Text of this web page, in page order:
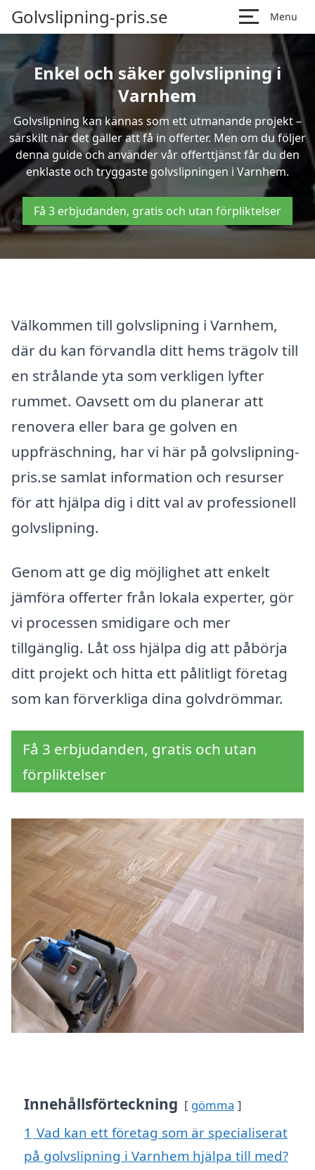
Golvslipning-pris.se Menu
Enkel och säker golvslipning i
Varnhem
Golvslipning kan kännas som ett utmanande projekt –
särskilt när det gäller att få in offerter. Men om du följer
denna guide och använder vår offerttjänst får du den
enklaste och tryggaste golvslipningen i Varnhem.
Få 3 erbjudanden, gratis och utan förpliktelser
Välkommen till golvslipning i Varnhem,
där du kan förvandla ditt hems trägolv till
en strålande yta som verkligen lyfter
rummet. Oavsett om du planerar att
renovera eller bara ge golven en
uppfräschning, har vi här på golvslipning-
pris.se samlat information och resurser
för att hjälpa dig i ditt val av professionell
golvslipning.
Genom att ge dig möjlighet att enkelt
jämföra offerter från lokala experter, gör
vi processen smidigare och mer
tillgänglig. Låt oss hjälpa dig att påbörja
ditt projekt och hitta ett pålitligt företag
som kan förverkliga dina golvdrömmar.
Få 3 erbjudanden, gratis och utan
förpliktelser
Innehållsförteckning gömma
1 Vad kan ett företag som är specialiserat
på golvslipning i Varnhem hjälpa till med?